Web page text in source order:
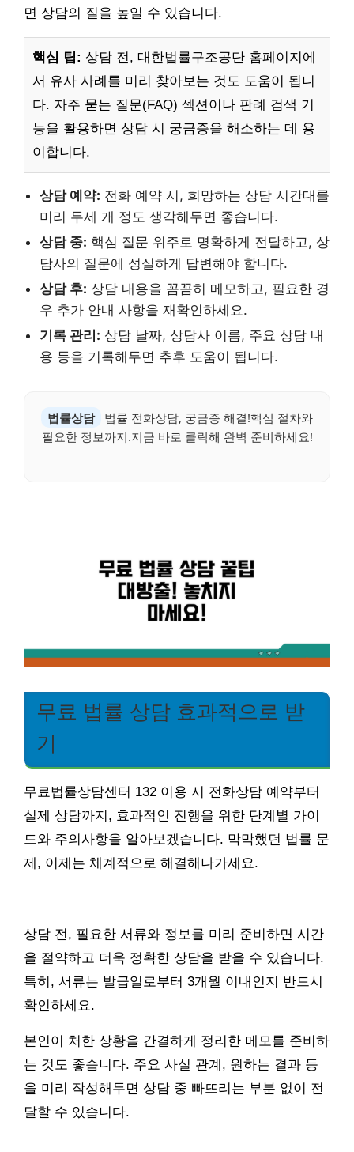
면 상담의 질을 높일 수 있습니다.
핵심 팁: 상담 전, 대한법률구조공단 홈페이지에
서 유사 사례를 미리 찾아보는 것도 도움이 됩니
다. 자주 묻는 질문(FAQ) 섹션이나 판례 검색 기
능을 활용하면 상담 시 궁금증을 해소하는 데 용
이합니다.
상담 예약: 전화 예약 시, 희망하는 상담 시간대를
미리 두세 개 정도 생각해두면 좋습니다.
상담 중: 핵심 질문 위주로 명확하게 전달하고, 상
담사의 질문에 성실하게 답변해야 합니다.
상담 후: 상담 내용을 꼼꼼히 메모하고, 필요한 경
우 추가 안내 사항을 재확인하세요.
기록 관리: 상담 날짜, 상담사 이름, 주요 상담 내
용 등을 기록해두면 추후 도움이 됩니다.
법률상담
법률 전화상담, 궁금증 해결!핵심 절차와
필요한 정보까지.지금 바로 클릭해 완벽 준비하세요!
무료 법률 상담 효과적으로 받
기
무료법률상담센터 132 이용 시 전화상담 예약부터
실제 상담까지, 효과적인 진행을 위한 단계별 가이
드와 주의사항을 알아보겠습니다. 막막했던 법률 문
제, 이제는 체계적으로 해결해나가세요.
상담 전, 필요한 서류와 정보를 미리 준비하면 시간
을 절약하고 더욱 정확한 상담을 받을 수 있습니다.
특히, 서류는 발급일로부터 3개월 이내인지 반드시
확인하세요.
본인이 처한 상황을 간결하게 정리한 메모를 준비하
는 것도 좋습니다. 주요 사실 관계, 원하는 결과 등
을 미리 작성해두면 상담 중 빠뜨리는 부분 없이 전
달할 수 있습니다.